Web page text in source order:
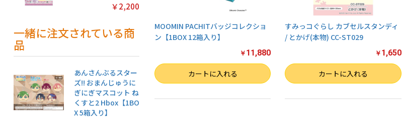
￥2,200
一緒に注文されている商
品
あんさんぶるスター
ズ!! おまんじゅうに
ぎにぎマスコット ね
くすと2 Hbox【1BO
X 5箱入り】
MOOMIN PACHITバッジコレクショ
ン【1BOX 12箱入り】
￥ 11,880
数量 カートに入れる
すみっコぐらし カブセルスタンディ
/ とかげ(本物) CC-ST029
￥ 1,650
数量 カートに入れる